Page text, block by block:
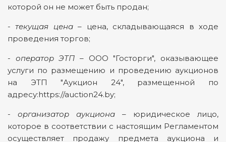
которой он не может быть продан;
-текущая цена– цена, складывающаяся в ходе
проведения торгов;
- оператор ЭТП – ООО "Госторги", оказывающее
услуги по размещению и проведению аукционов
на ЭТП "Аукцион 24", размещенной по
адресу:https://auction24.by;
- организатор аукциона – юридическое лицо,
которое в соответствии с настоящим Регламентом
осуществляет продажу предмета аукциона и